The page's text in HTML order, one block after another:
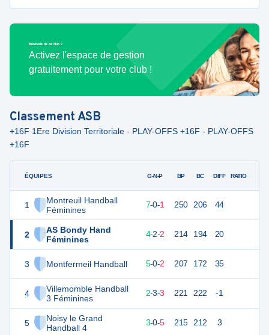
Bénévole de ce club ?
Activez l'espace de gestion
gratuitement pour votre club !
ClassementASB
+16F 1Ere Division Territoriale - PLAY-OFFS +16F - PLAY-OFFS
+16F
ÉQUIPES
1
Montreuil Handball
Féminines
2
AS Bondy Hand
Féminines
3 Montfermeil Handball
4
Villemomble Handball
3 Féminines
5
Noisy le Grand
Handball 4
G-N-P BP BC DIFF RATIO
22 7-0-1 250 206 44
18 4-2-2 214 194 20
17 7 5-0-2 207 172 35
15 8 2-3-3 221 222 -1
3-0-5 215 212 3